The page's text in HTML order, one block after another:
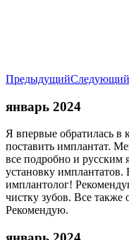
ПредыдущийСледующий
январь 2024
Я впервые обратилась
поставить имплантат.
все подробно и русским
установку
имплантолог!
чистку зубов. Все
Рекомендую.